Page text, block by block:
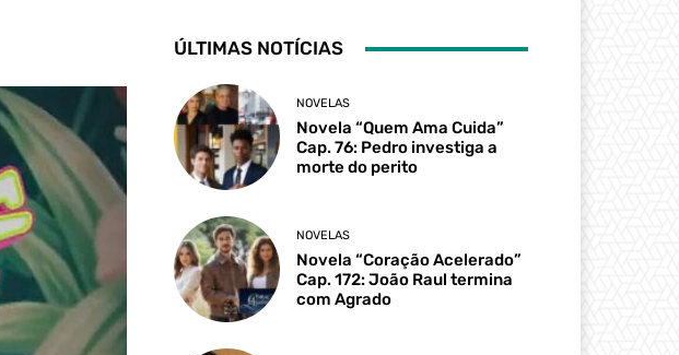
ÚLTIMAS NOTÍCIAS
NOVELAS
Novela “Quem Ama Cuida”
Cap. 76: Pedro investiga a
morte do perito
NOVELAS
Novela “Coração Acelerado”
Cap. 172: João Raul termina
com Agrado